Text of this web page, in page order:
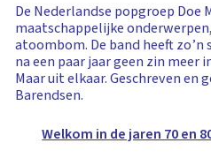
De Nederlandse popgroep Doe
maatschappelijke
atoombom. De band heeft zo’n
na een paar jaar geen zin meer
Maar uit elkaar. Geschreven en
Barendsen.
Welkom in de jaren 70 en